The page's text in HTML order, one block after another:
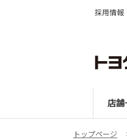
店舗
採用情報
トップページ